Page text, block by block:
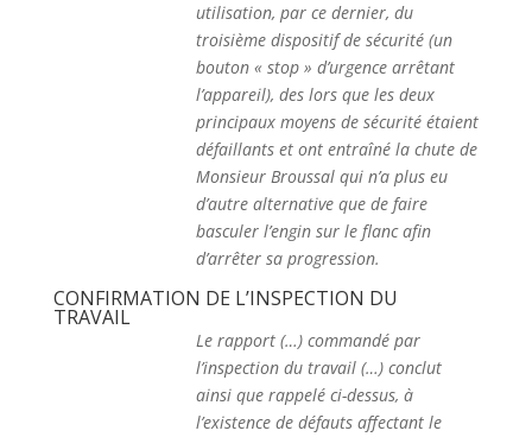
utilisation, par ce dernier, du
troisième dispositif de sécurité (un
bouton « stop » d’urgence arrêtant
l’appareil), des lors que les deux
principaux moyens de sécurité étaient
défaillants et ont entraîné la chute de
Monsieur Broussal qui n’a plus eu
d’autre alternative que de faire
basculer l’engin sur le flanc afin
d’arrêter sa progression.
CONFIRMATION DE L’INSPECTION DU
TRAVAIL
Le rapport (…) commandé par
l’inspection du travail (…) conclut
ainsi que rappelé ci-dessus, à
l’existence de défauts affectant le